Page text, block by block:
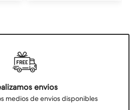
envios
medios de envios disponibles